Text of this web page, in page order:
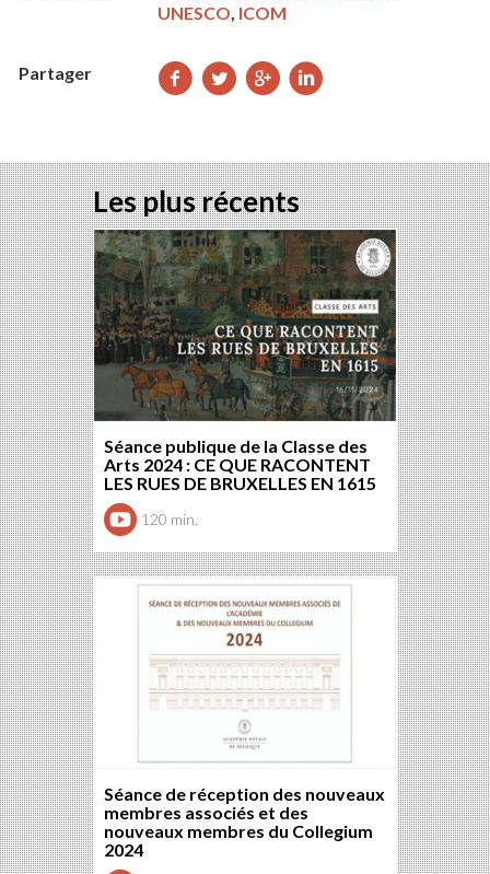
UNESCO, ICOM
Partager
Partager
Partager
Partager
Les plus récents
Séance publique de la Classe des
Arts 2024 : CE QUE RACONTENT
LES RUES DE BRUXELLES EN 1615
120 min.
Séance de réception des nouveaux
membres associés et des
nouveaux membres du Collegium
2024